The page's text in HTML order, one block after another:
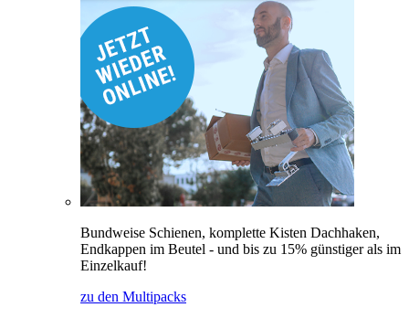
Bundweise Schienen, komplette Kisten Dachhaken,
Endkappen im Beutel - und bis zu 15% günstiger als im
Einzelkauf!
zu den Multipacks